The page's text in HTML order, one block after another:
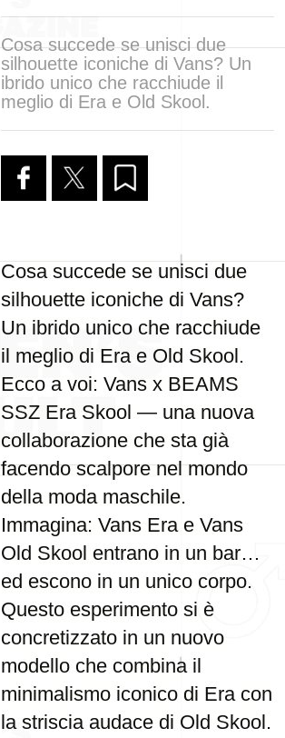
Cosa succede se unisci due
silhouette iconiche di Vans? Un
ibrido unico che racchiude il
meglio di Era e Old Skool.
Cosa succede se unisci due
silhouette iconiche di Vans?
Un ibrido unico che racchiude
il meglio di Era e Old Skool.
Ecco a voi: Vans x BEAMS
SSZ Era Skool — una nuova
collaborazione che sta già
facendo scalpore nel mondo
della moda maschile.
Immagina: Vans Era e Vans
Old Skool entrano in un bar…
ed escono in un unico corpo.
Questo esperimento si è
concretizzato in un nuovo
modello che combina il
minimalismo iconico di Era con
la striscia audace di Old Skool.